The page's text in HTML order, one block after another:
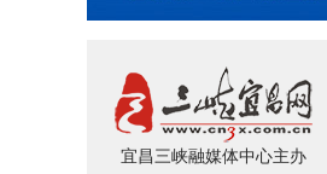
宜昌三峡融媒体中心主办